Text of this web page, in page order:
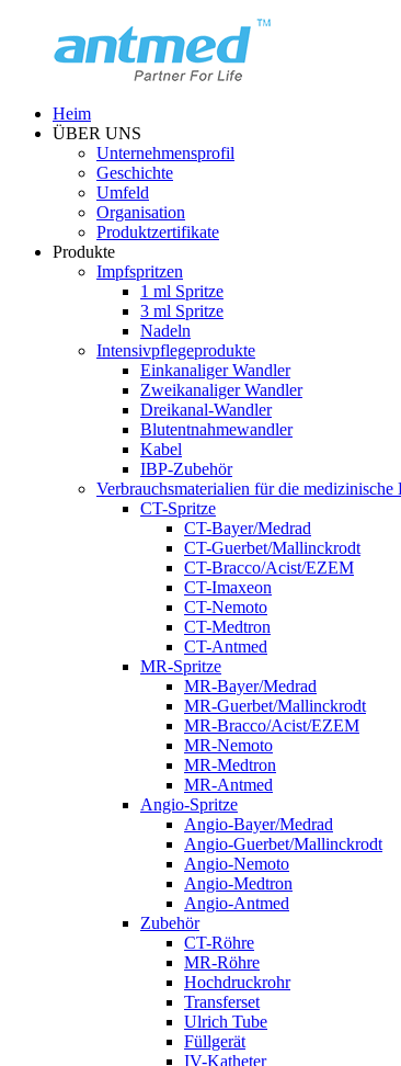
Heim
ÜBER UNS
Unternehmensprofil
Geschichte
Umfeld
Organisation
Produktzertifikate
Produkte
Impfspritzen
1 ml Spritze
3 ml Spritze
Nadeln
Intensivpflegeprodukte
Einkanaliger Wandler
Zweikanaliger Wandler
Dreikanal-Wandler
Blutentnahmewandler
Kabel
IBP-Zubehör
Verbrauchsmaterialien für die medizinische
CT-Spritze
CT-Bayer/Medrad
CT-Guerbet/Mallinckrodt
CT-Bracco/Acist/EZEM
CT-Imaxeon
CT-Nemoto
CT-Medtron
CT-Antmed
MR-Spritze
MR-Bayer/Medrad
MR-Guerbet/Mallinckrodt
MR-Bracco/Acist/EZEM
MR-Nemoto
MR-Medtron
MR-Antmed
Angio-Spritze
Angio-Bayer/Medrad
Angio-Guerbet/Mallinckrodt
Angio-Nemoto
Angio-Medtron
Angio-Antmed
Zubehör
CT-Röhre
MR-Röhre
Hochdruckrohr
Transferset
Ulrich Tube
Füllgerät
IV-Katheter